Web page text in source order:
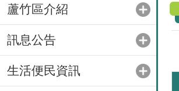
蘆竹區介紹
訊息公告
生活便民資訊